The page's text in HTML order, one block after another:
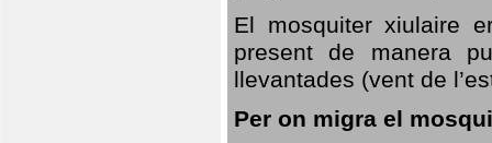
El mosquiter xiulaire
present de manera
llevantades (vent de
Per on migra el